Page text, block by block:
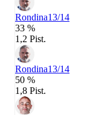
Rondina13/14
33 %
1,2 Pist.
Rondina13/14
50 %
1,8 Pist.